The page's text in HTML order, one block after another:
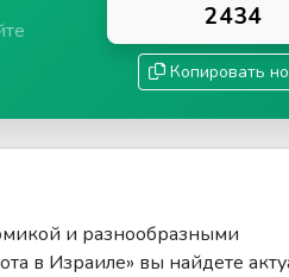
2434
Копировать
и разнообразными
в Израиле» вы найдете